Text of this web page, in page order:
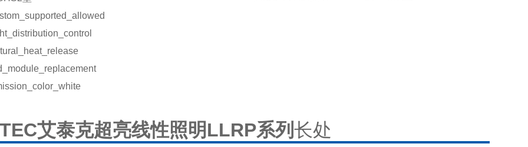
艾泰克超亮线性照明LLRP系列长处